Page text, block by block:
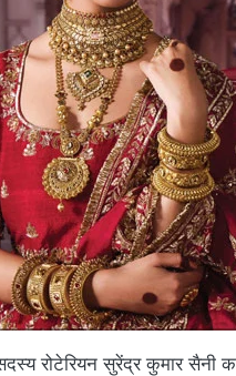
रोटेरियन सुरेंद्र कुमार सैनी